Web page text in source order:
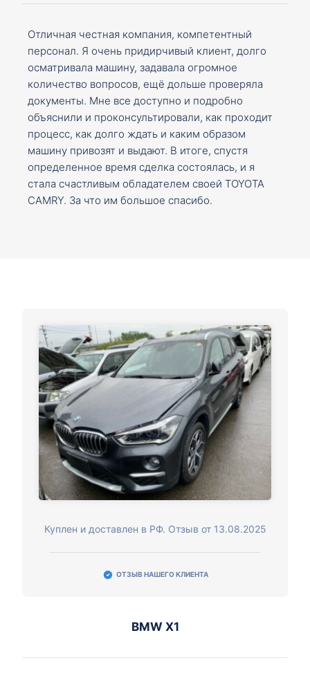
Отличная честная компания, компетентный
персонал. Я очень придирчивый клиент, долго
осматривала машину, задавала огромное
количество вопросов, ещё дольше проверяла
документы. Мне все доступно и подробно
объяснили и проконсультировали, как проходит
процесс, как долго ждать и каким образом
машину привозят и выдают. В итоге, спустя
определенное время сделка состоялась, и я
стала счастливым обладателем своей TOYOTA
CAMRY. За что им большое спасибо.
Куплен и доставлен в РФ. Отзыв от 13.08.2025
ОТЗЫВ НАШЕГО КЛИЕНТА
BMW X1